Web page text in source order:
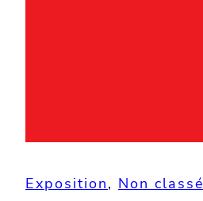
Exposition, Non classé